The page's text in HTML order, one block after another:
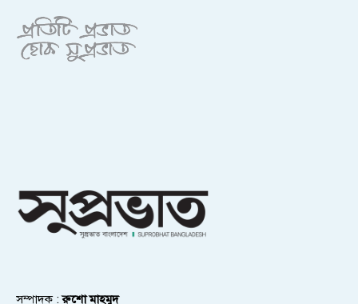
সম্পাদক :রুশো মাহমুদ